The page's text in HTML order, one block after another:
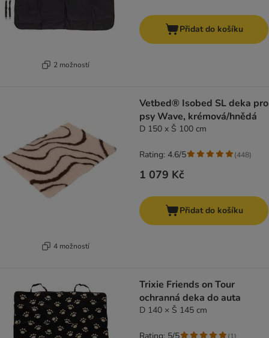
2 možností
Přidat do košíku
4 možností
Vetbed® Isobed SL deka pro
psy Wave, krémová/hnědá
D 150 x Š 100 cm
1 079 Kč
Rating: 4.6/5 (448)
Přidat do košíku
Trixie Friends on Tour
ochranná deka do auta
D 140 × Š 145 cm
(1)